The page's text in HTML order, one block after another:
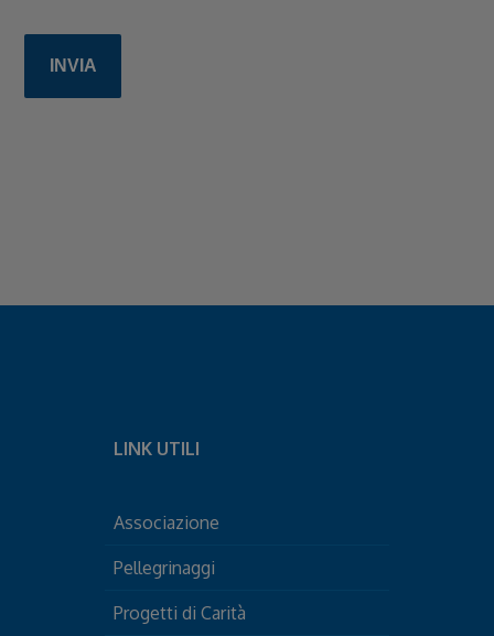
LINK UTILI
Associazione
Pellegrinaggi
Progetti di Carità